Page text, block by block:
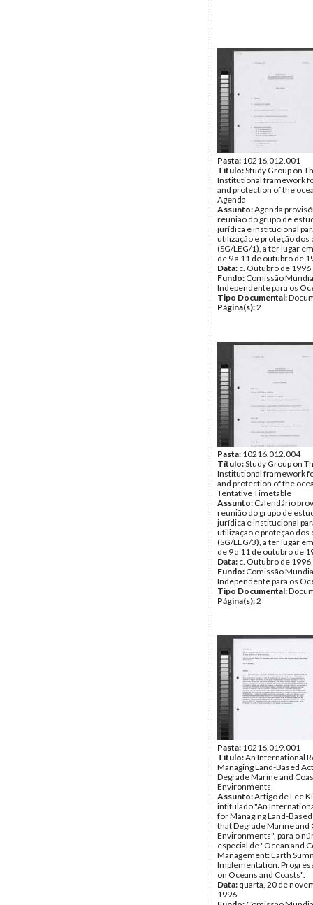
Pasta: 10216.012.001
Título:Study Group on
Institutional framework
and protection of the
Agenda
Assunto:Agenda
reunião do grupo de
jurídica e institucional
utilização e proteção dos
(SG/LEG/1), a ter lugar
de 9 a 11 de outubro de
Data: c. Outubro de 1996
Fundo: Comissão
Independente para os
Tipo Documental:
Página(s):2
Pasta: 10216.012.004
Título:Study Group on
Institutional framework
and protection of the
Tentative Timetable
Assunto: Calendário
reunião do grupo de
jurídica e institucional
utilização e proteção dos
(SG/LEG/3), a ter lugar
de 9 a 11 de outubro de
Data: c. Outubro de 1996
Fundo: Comissão
Independente para os
Tipo Documental:
Página(s):2
Pasta: 10216.019.001
Título:An International
Managing Land-Based
Degrade Marine and
Environments
Assunto:Artigo de Lee
intitulado "An
for Managing Land-
that Degrade Marine and
Environments", para o
especial de "Ocean and
Management: Earth
Implementation:
on Oceans and Coasts".
Data: quarta, 20 de
1996